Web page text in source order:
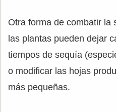
Otra forma de combatir la
las plantas pueden dejar
tiempos de sequía
o modificar las hojas
más pequeñas.